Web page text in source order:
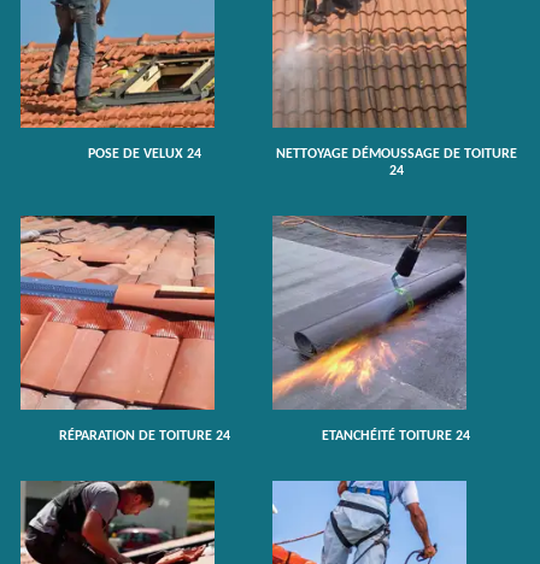
POSE DE VELUX 24
NETTOYAGE DÉMOUSSAGE DE TOITURE
24
RÉPARATION DE TOITURE 24 ETANCHÉITÉ TOITURE 24